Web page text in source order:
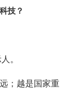
技？
。
；越是国家重